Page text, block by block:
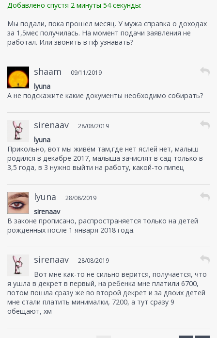
Добавлено спустя 2 минуты 54 секунды:
Мы подали, пока прошел месяц. У мужа справка о доходах
за 1,5мес получилась. На момент подачи заявления не
работал. Или звонить в пф узнавать?
shaam 09/11/2019
lyuna
А не подскажите какие документы необходимо собирать?
sirenaav 28/08/2019
lyuna
Прикольно, вот мы живём там,где нет яслей нет, малыш
родился в декабре 2017, малыша зачислят в сад только в
3,5 года, в 3 нужно выйти на работу, какой-то пипец
lyuna 28/08/2019
sirenaav
В законе прописано, распространяется только на детей
рождённых после 1 января 2018 года.
sirenaav 28/08/2019
Вот мне как-то не сильно верится, получается, что
я ушла в декрет в первый, на ребенка мне платили 6700,
потом пошла сразу же во второй декрет и за двоих детей
мне стали платить минималки, 7200, а тут сразу 9
обещают, хм